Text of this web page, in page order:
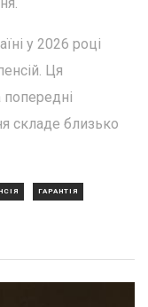
у 2026 році
Ця
попередні
складе близько
ГАРАНТІЯ